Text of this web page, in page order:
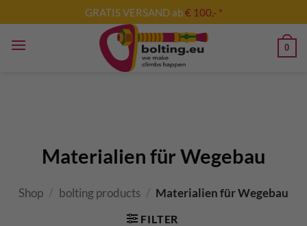
to
content
GRATIS VERSAND ab€ 100,- *
0
Materialien für Wegebau
Shop / bolting products / Materialien für Wegebau
FILTER